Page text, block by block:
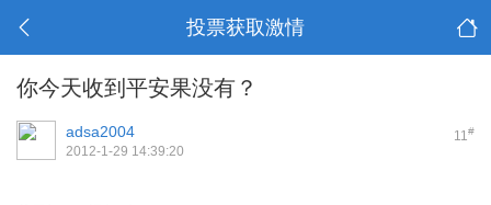
投票获取激情
你今天收到平安果没有？
11#
adsa2004
2012-1-29 14:39:20